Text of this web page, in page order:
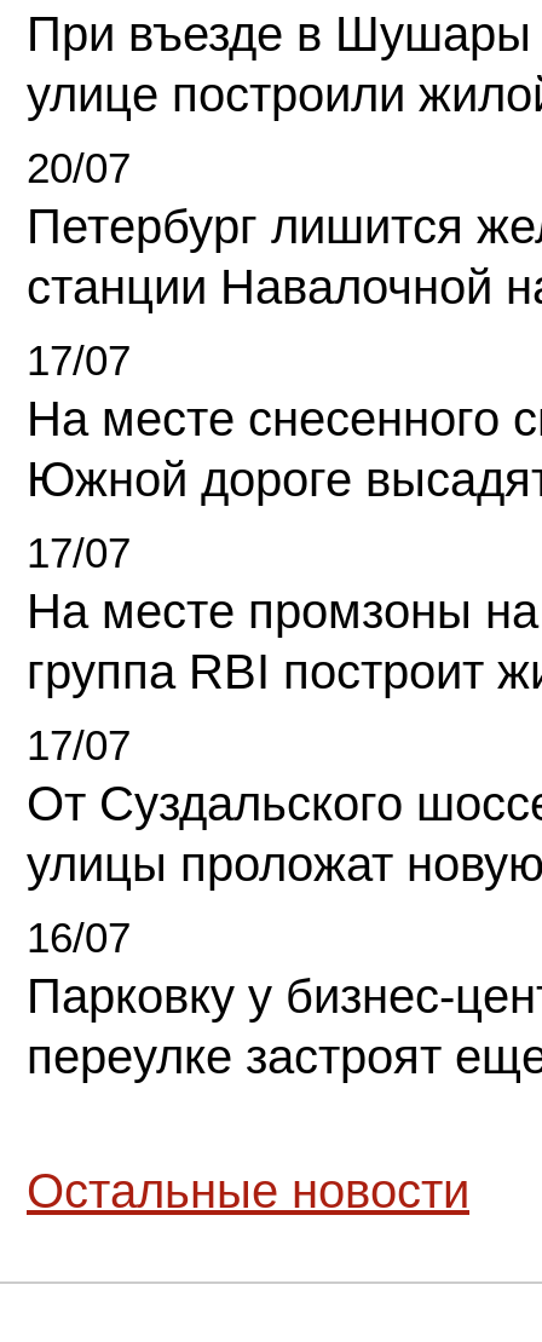
При въезде в Шушары
улице построили
20/07
Петербург лишится
станции Навалочной
17/07
На месте снесенного
Южной дороге
17/07
На месте промзоны
группа RBI построит
17/07
От Суздальского
улицы проложат
16/07
Парковку у бизнес-
переулке застроят
Остальные новости